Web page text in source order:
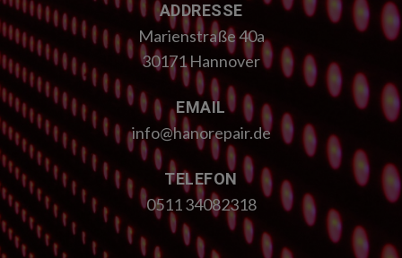
ADDRESSE
Marienstraße 40a
30171 Hannover
EMAIL
info@hanorepair.de
TELEFON
0511 34082318